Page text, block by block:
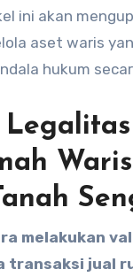
ini akan
aset waris
hukum
melakukan
transaksi jual